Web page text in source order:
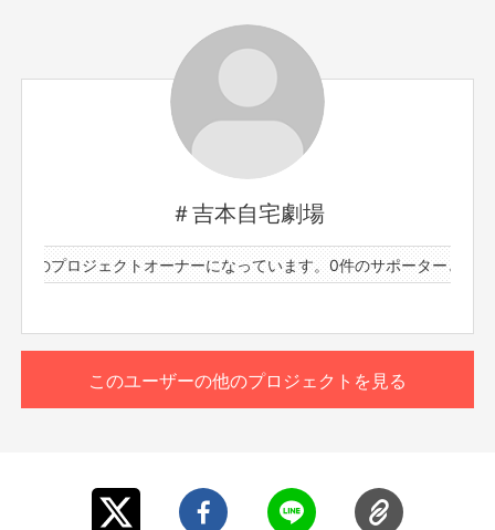
＃吉本自宅劇場
のプロジェクトオーナーになっています。0件のサポーターと76件の
サポーター数 お届け予定日
2026年6月
出演者名：ムラジュン
毎週水曜日はムラジュンと1対1でお話しませんか？
日々の生活にもっと潤いが欲しい
悩みや愚痴を聞いて欲しい
ただ単にムラジュンと話してみたい
ムラジュンに自分の推し事を聞いてほしい・・・etc.
そんなあなたの願いをムラジュンが叶えます。
仕事の悩みや人間関係の悩みなど、どんなに細かい事でも
※備考欄にムラジュンとやりたいことを記載してご応募下
このユーザーの他のプロジェクトを見る